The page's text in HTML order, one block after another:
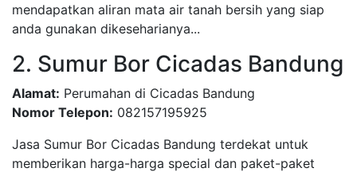
mendapatkan aliran mata air tanah bersih yang siap
anda gunakan dikeseharianya...
2. Sumur Bor Cicadas Bandung
Alamat: Perumahan di Cicadas Bandung
Nomor Telepon: 082157195925
Jasa Sumur Bor Cicadas Bandung terdekat untuk
memberikan harga-harga special dan paket-paket